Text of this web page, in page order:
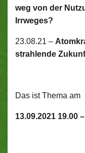
weg von der
Irrweges?
23.08.21 –
strahlende
Das ist Thema am
13.09.2021 19.00